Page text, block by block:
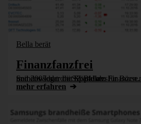
Bella berät
Finanzfanzfrei
Seit 2007 hat die SZ Balken für Börse. Schneidet ihnen aber immer wieder die Köpfe ab. Finanzen.net kann es besser und das sogar mit Sparklines.
mehr erfahren